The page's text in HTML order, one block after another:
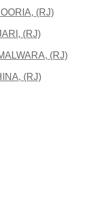
(RJ)
(RJ)
(RJ)
(RJ)